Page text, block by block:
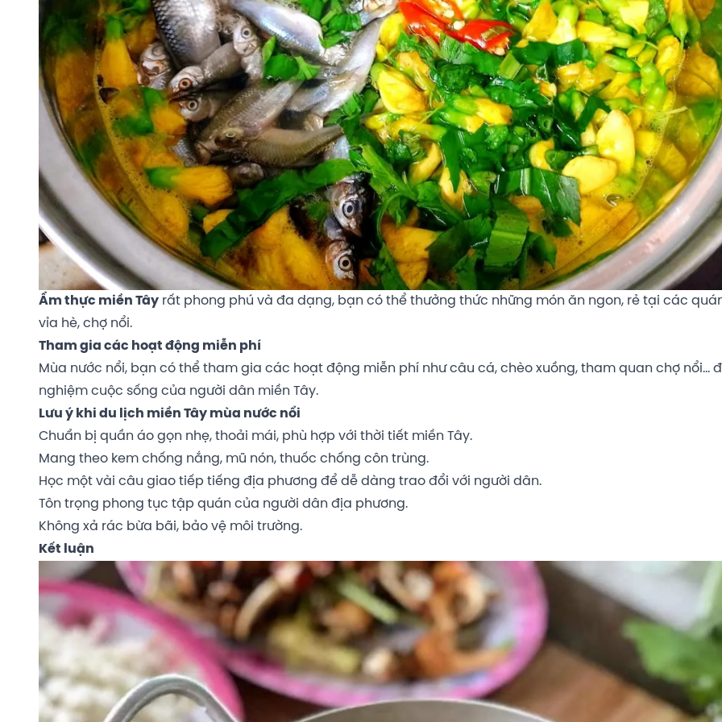
Ẩm thực miền Tây rất phong phú và đa dạng, bạn có thể thưởng thức những món ăn ngon, rẻ tại các
vỉa hè, chợ nổi.
Tham gia các hoạt động miễn phí
Mùa nước nổi, bạn có thể tham gia các hoạt động miễn phí như câu cá, chèo xuồng, tham quan chợ nổi…
nghiệm cuộc sống của người dân miền Tây.
Lưu ý khi du lịch miền Tây mùa nước nổi
Chuẩn bị quần áo gọn nhẹ, thoải mái, phù hợp với thời tiết miền Tây.
Mang theo kem chống nắng, mũ nón, thuốc chống côn trùng.
Học một vài câu giao tiếp tiếng địa phương để dễ dàng trao đổi với người dân.
Tôn trọng phong tục tập quán của người dân địa phương.
Không xả rác bừa bãi, bảo vệ môi trường.
Kết luận